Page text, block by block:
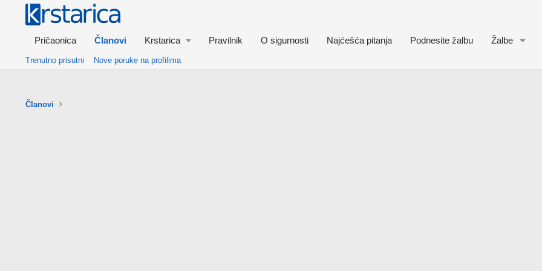
Pričaonica Članovi Krstarica Pravilnik O sigurnosti Najćešća pitanja Podnesite žalbu Žalbe
Trenutno prisutni Nove poruke na profilima
Članovi